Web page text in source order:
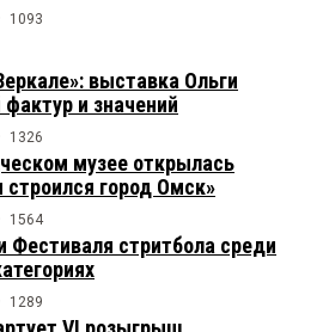
1093
выставка Ольги
и значений
1326
музее открылась
строился город Омск»
1564
Фестиваля стритбола среди
1289